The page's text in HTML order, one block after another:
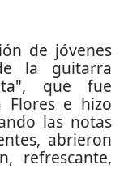
de jóvenes
la guitarra
que fue
e hizo
las notas
abrieron
refrescante,